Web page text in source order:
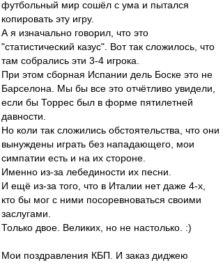
футбольный мир сошёл с ума и пытался
копировать эту игру.
А я изначально говорил, что это
"статистический казус". Вот так сложилось, что
там собрались эти 3-4 игрока.
При этом сборная Испании дель Боске это не
Барселона. Мы бы все это отчётливо увидели,
если бы Торрес был в форме пятилетней
давности.
Но коли так сложились обстоятельства, что они
вынуждены играть без нападающего, мои
симпатии есть и на их стороне.
Именно из-за лебединости их песни.
И ещё из-за того, что в Италии нет даже 4-х,
кто бы мог с ними посоревноваться своими
заслугами.
Только двое. Великих, но не настолько. :)
Мои поздравления КБП. И заказ диджею